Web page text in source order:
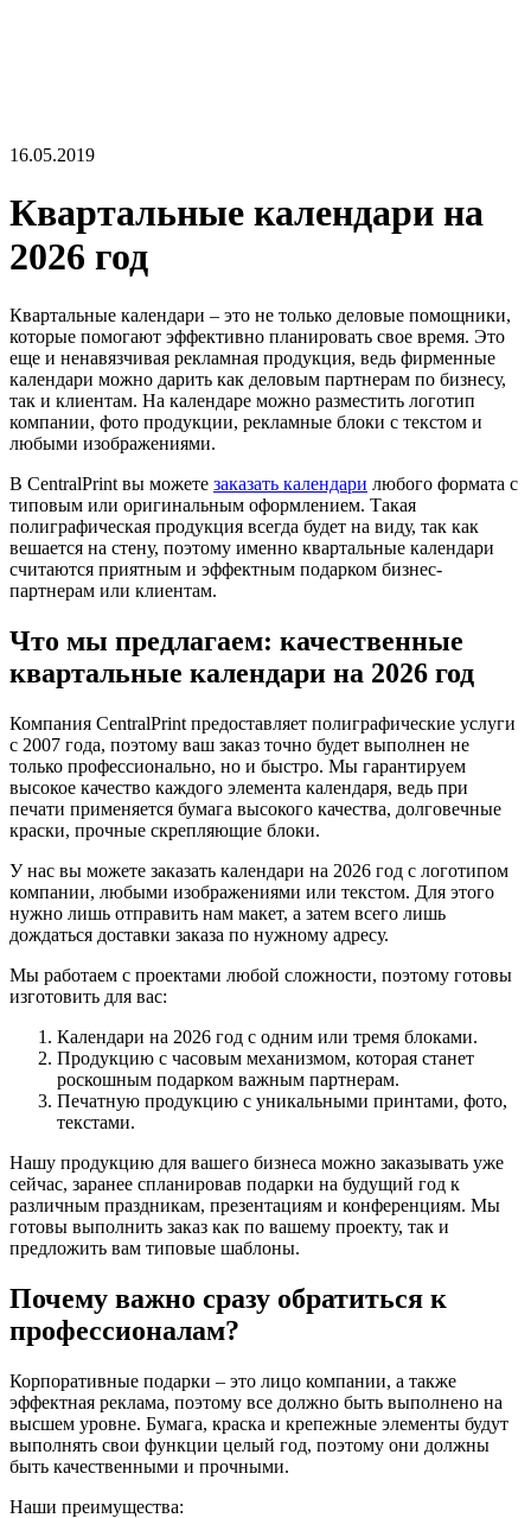
16.05.2019
Квартальные календари на
2026 год
Квартальные календари – это не только деловые помощники,
которые помогают эффективно планировать свое время. Это
еще и ненавязчивая рекламная продукция, ведь фирменные
календари можно дарить как деловым партнерам по бизнесу,
так и клиентам. На календаре можно разместить логотип
компании, фото продукции, рекламные блоки с текстом и
любыми изображениями.
В CentralPrint вы можете заказать календари любого формата с
типовым или оригинальным оформлением. Такая
полиграфическая продукция всегда будет на виду, так как
вешается на стену, поэтому именно квартальные календари
считаются приятным и эффектным подарком бизнес-
партнерам или клиентам.
Что мы предлагаем: качественные
квартальные календари на 2026 год
Компания CentralPrint предоставляет полиграфические услуги
с 2007 года, поэтому ваш заказ точно будет выполнен не
только профессионально, но и быстро. Мы гарантируем
высокое качество каждого элемента календаря, ведь при
печати применяется бумага высокого качества, долговечные
краски, прочные скрепляющие блоки.
У нас вы можете заказать календари на 2026 год с логотипом
компании, любыми изображениями или текстом. Для этого
нужно лишь отправить нам макет, а затем всего лишь
дождаться доставки заказа по нужному адресу.
Мы работаем с проектами любой сложности, поэтому готовы
изготовить для вас:
Календари на 2026 год с одним или тремя блоками.
Продукцию с часовым механизмом, которая станет
роскошным подарком важным партнерам.
Печатную продукцию с уникальными принтами, фото,
текстами.
Нашу продукцию для вашего бизнеса можно заказывать уже
сейчас, заранее спланировав подарки на будущий год к
различным праздникам, презентациям и конференциям. Мы
готовы выполнить заказ как по вашему проекту, так и
предложить вам типовые шаблоны.
Почему важно сразу обратиться к
профессионалам?
Корпоративные подарки – это лицо компании, а также
эффектная реклама, поэтому все должно быть выполнено на
высшем уровне. Бумага, краска и крепежные элементы будут
выполнять свои функции целый год, поэтому они должны
быть качественными и прочными.
Наши преимущества: